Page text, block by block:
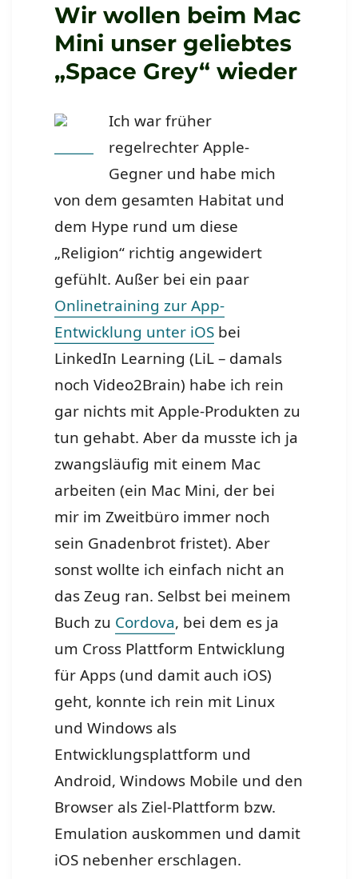
Wir wollen beim Mac
Mini unser geliebtes
„Space Grey“ wieder
Ich war früher
regelrechter Apple-
Gegner und habe mich
von dem gesamten Habitat und
dem Hype rund um diese
„Religion“ richtig angewidert
gefühlt. Außer bei ein paar
Onlinetraining zur App-
Entwicklung unter iOS bei
LinkedIn Learning (LiL – damals
noch Video2Brain) habe ich rein
gar nichts mit Apple-Produkten zu
tun gehabt. Aber da musste ich ja
zwangsläufig mit einem Mac
arbeiten (ein Mac Mini, der bei
mir im Zweitbüro immer noch
sein Gnadenbrot fristet). Aber
sonst wollte ich einfach nicht an
das Zeug ran. Selbst bei meinem
Buch zu Cordova, bei dem es ja
um Cross Plattform Entwicklung
für Apps (und damit auch iOS)
geht, konnte ich rein mit Linux
und Windows als
Entwicklungsplattform und
Android, Windows Mobile und den
Browser als Ziel-Plattform bzw.
Emulation auskommen und damit
iOS nebenher erschlagen.